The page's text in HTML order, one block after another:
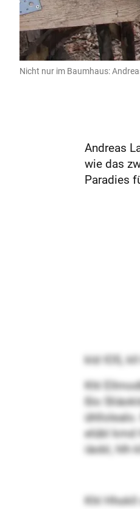
Nicht nur im Baumhaus:
Andreas
wie das
Paradies
kld IOS,
Khl
ßlo
elübl kmd
iäobl, hlh
Khl